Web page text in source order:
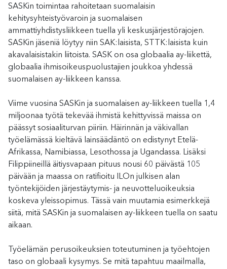
SASKin toimintaa rahoitetaan suomalaisin
kehitysyhteistyövaroin ja suomalaisen
ammattiyhdistysliikkeen tuella yli keskusjärjestörajojen.
SASKin jäseniä löytyy niin SAK:laisista, STTK:laisista kuin
akavalaisistakin liitoista. SASK on osa globaalia ay-liikettä,
globaalia ihmisoikeuspuolustajien joukkoa yhdessä
suomalaisen ay-liikkeen kanssa.
Viime vuosina SASKin ja suomalaisen ay-liikkeen tuella 1,4
miljoonaa työtä tekevää ihmistä kehittyvissä maissa on
päässyt sosiaaliturvan piiriin. Häirinnän ja väkivallan
työelämässä kieltävä lainsäädäntö on edistynyt Etelä-
Afrikassa, Namibiassa, Lesothossa ja Ugandassa. Lisäksi
Filippiineillä äitiysvapaan pituus nousi 60 päivästä 105
päivään ja maassa on ratifioitu ILOn julkisen alan
työntekijöiden järjestäytymis- ja neuvotteluoikeuksia
koskeva yleissopimus. Tässä vain muutamia esimerkkejä
siitä, mitä SASKin ja suomalaisen ay-liikkeen tuella on saatu
aikaan.
Työelämän perusoikeuksien toteutuminen ja työehtojen
taso on globaali kysymys. Se mitä tapahtuu maailmalla,